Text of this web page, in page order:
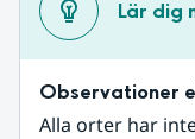
Lär dig
Observationer
Alla orter har